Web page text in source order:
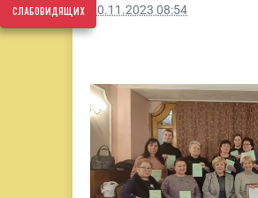
слабовидящих
20.11.2023 08:54